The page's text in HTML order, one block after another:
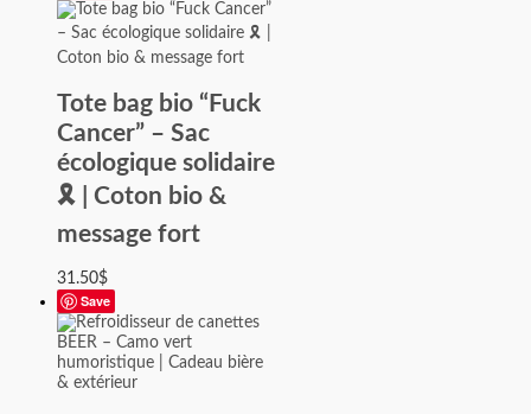
Tote bag bio “Fuck
Cancer” – Sac
écologique solidaire
🎗️ | Coton bio &
message fort
31.50$
Save